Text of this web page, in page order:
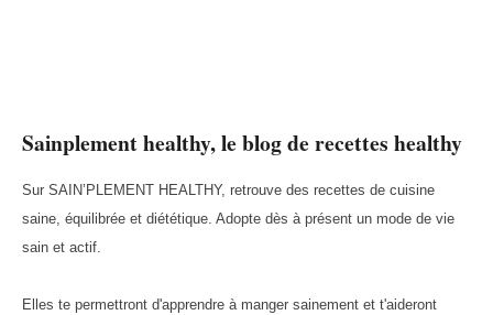
Sainplement healthy, le blog de recettes healthy
Sur SAIN’PLEMENT HEALTHY, retrouve des recettes de cuisine
saine, équilibrée et diététique. Adopte dès à présent un mode de vie
sain et actif.
Elles te permettront d'apprendre à manger sainement et t'aideront